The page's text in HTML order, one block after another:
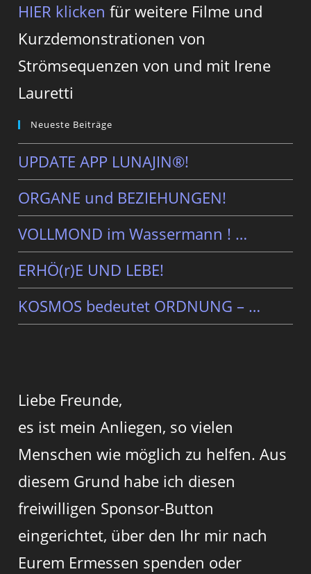
HIER klicken für weitere Filme und
Kurzdemonstrationen von
Strömsequenzen von und mit Irene
Lauretti
Neueste Beiträge
UPDATE APP LUNAJIN®!
ORGANE und BEZIEHUNGEN!
VOLLMOND im Wassermann ! …
ERHÖ(r)E UND LEBE!
KOSMOS bedeutet ORDNUNG – …
Liebe Freunde,
es ist mein Anliegen, so vielen
Menschen wie möglich zu helfen. Aus
diesem Grund habe ich diesen
freiwilligen Sponsor-Button
eingerichtet, über den Ihr mir nach
Eurem Ermessen spenden oder